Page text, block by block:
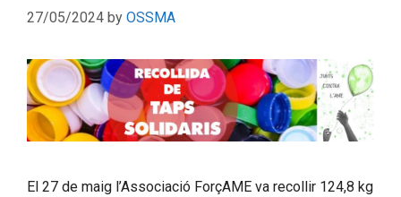
27/05/2024 by OSSMA
El 27 de maig l’Associació ForçAME va recollir 124,8 kg